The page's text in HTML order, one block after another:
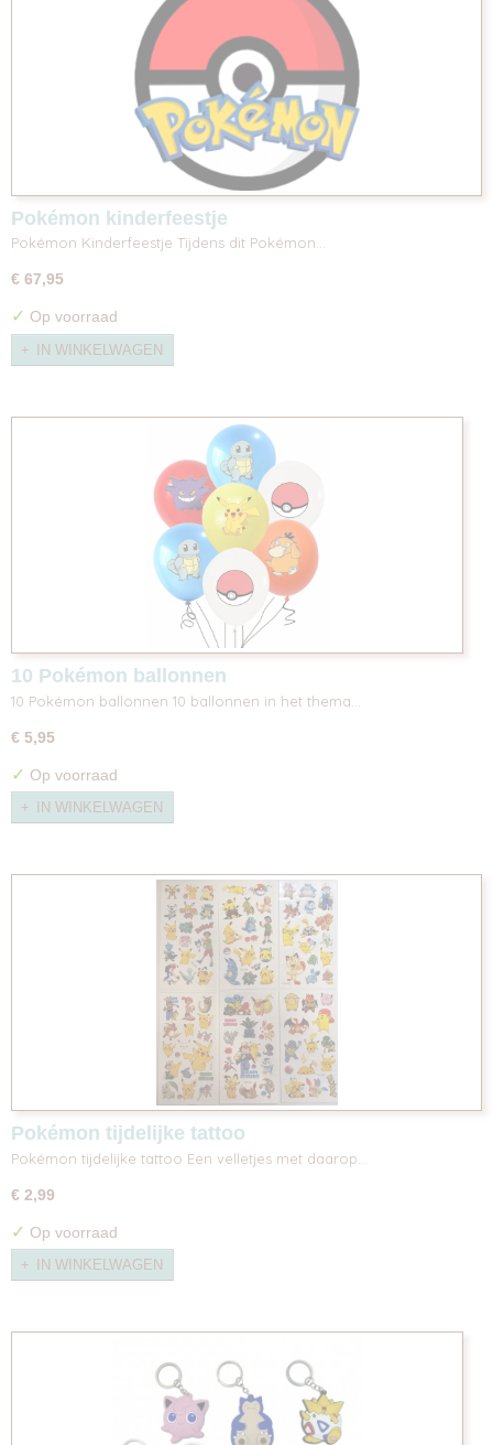
Pokémon kinderfeestje
Pokémon Kinderfeestje Tijdens dit Pokémon…
€ 67,95
✓ Op voorraad
IN WINKELWAGEN
10 Pokémon ballonnen
10 Pokémon ballonnen 10 ballonnen in het thema…
€ 5,95
✓ Op voorraad
IN WINKELWAGEN
Pokémon tijdelijke tattoo
Pokémon tijdelijke tattoo Een velletjes met daarop…
€ 2,99
✓ Op voorraad
IN WINKELWAGEN